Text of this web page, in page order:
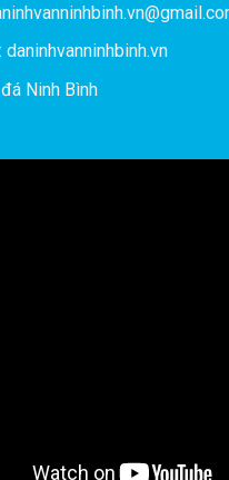
Ninh Bình